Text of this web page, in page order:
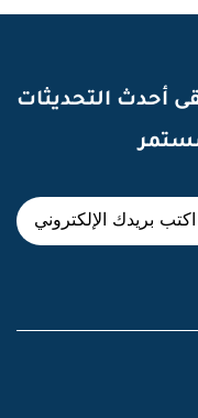
أحدث التحديثات